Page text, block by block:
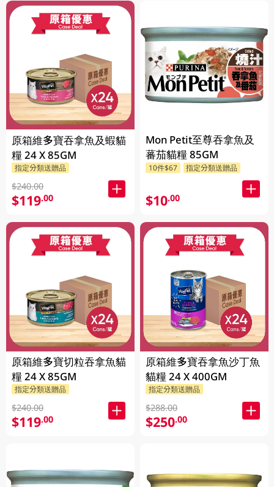
原箱維多寶吞拿魚及蝦貓
糧 24 X 85GM
指定分類送贈品
$240.00
$119.00
原箱維多寶切粒吞拿魚貓
糧 24 X 85GM
指定分類送贈品
$240.00
$119.00
Mon Petit至尊吞拿魚及
蕃茄貓糧 85GM
10件$67 指定分類送贈品
$10.00
原箱維多寶吞拿魚沙丁魚
貓糧 24 X 400GM
指定分類送贈品
$288.00
$250.00